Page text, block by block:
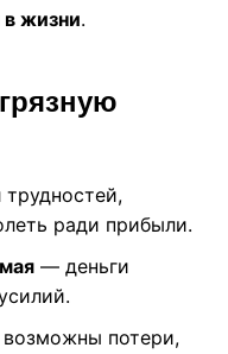
жизни.
ради прибыли.
— деньги
потери,